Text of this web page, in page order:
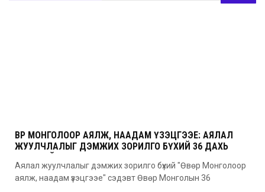
ӨВӨР МОНГОЛООР АЯЛЖ, НААДАМ ҮЗЭЦГЭЭЕ: АЯЛАЛ
ЖУУЛЧЛАЛЫГ ДЭМЖИХ ЗОРИЛГО БҮХИЙ 36 ДАХЬ
УДААГИЙН НААДАМ
Аялал жуулчлалыг дэмжих зорилго бүхий "Өвөр Монголоор
аялж, наадам үзэцгээе" сэдэвт Өвөр Монголын 36